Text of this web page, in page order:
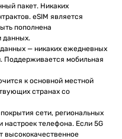
пакет. Никаких
eSIM является
пополнена
данных.
— никаких ежедневных
Поддерживается мобильная
к основной местной
странах со
сети, региональных
настроек телефона. Если 5G
высококачественное